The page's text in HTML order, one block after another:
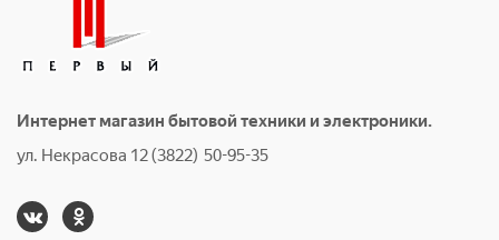
Интернет магазин бытовой техники и электроники.
ул. Некрасова 12 (3822) 50-95-35